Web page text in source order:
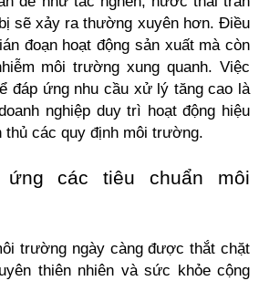
sẽ xảy ra thường xuyên hơn. Điều
đoạn hoạt động sản xuất mà còn
môi trường xung quanh. Việc
đáp ứng nhu cầu xử lý tăng cao là
nghiệp duy trì hoạt động hiệu
thủ các quy định môi trường.
các tiêu chuẩn môi
trường ngày càng được thắt chặt
thiên nhiên và sức khỏe cộng